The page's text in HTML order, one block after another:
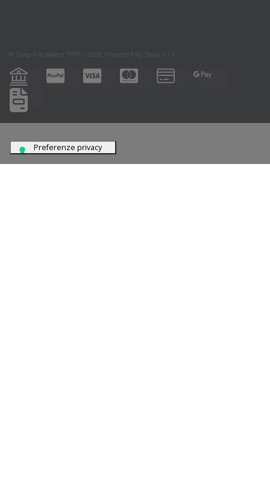
© Snap hardware 1997 - 2026. Powered by Snap S.r.l.